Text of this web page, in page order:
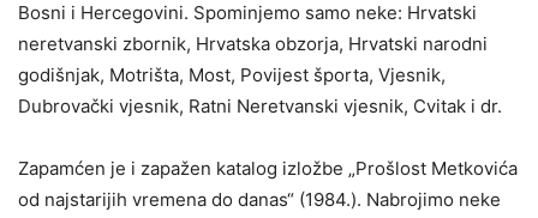
Bosni i Hercegovini. Spominjemo samo neke: Hrvatski
neretvanski zbornik, Hrvatska obzorja, Hrvatski narodni
godišnjak, Motrišta, Most, Povijest športa, Vjesnik,
Dubrovački vjesnik, Ratni Neretvanski vjesnik, Cvitak i dr.
Zapamćen je i zapažen katalog izložbe „Prošlost Metkovića
od najstarijih vremena do danas“ (1984.). Nabrojimo neke